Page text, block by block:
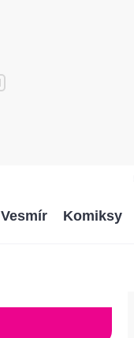
Vesmír Komiksy